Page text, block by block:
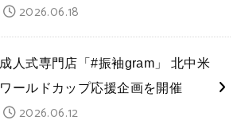
2026.06.18
成人式専門店「#振袖gram」 北中米
ワールドカップ応援企画を開催
2026.06.12